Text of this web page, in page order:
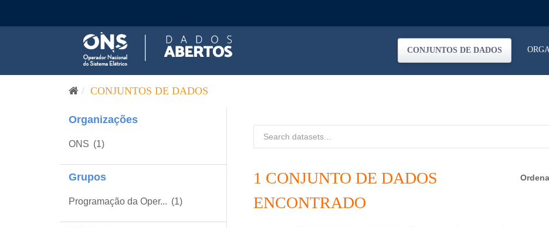
CONJUNTOS DE DADOS
CONJUNTOS DE DADOS
Organizações
ONS (1)
Grupos
Programação da Oper... (1)
1 CONJUNTO DE DADOS
ENCONTRADO